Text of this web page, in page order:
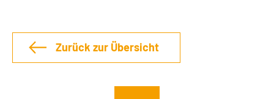
Zurück zur Übersicht